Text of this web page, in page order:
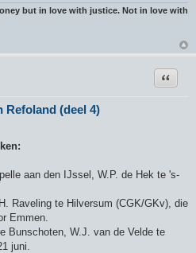
but in love with justice. Not in love with
Refoland (deel 4)
Citeer
aan den IJssel, W.P. de Hek te 's-
Raveling te Hilversum (CGK/GKv), die
Emmen.
Bunschoten, W.J. van de Velde te
juni.